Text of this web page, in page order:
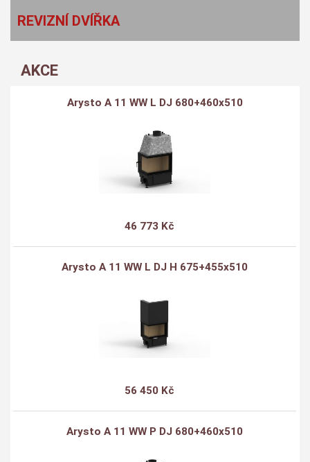
REVIZNÍ DVÍŘKA
AKCE
Arysto A 11 WW L DJ 680+460x510
46 773 Kč
Arysto A 11 WW L DJ H 675+455x510
56 450 Kč
Arysto A 11 WW P DJ 680+460x510